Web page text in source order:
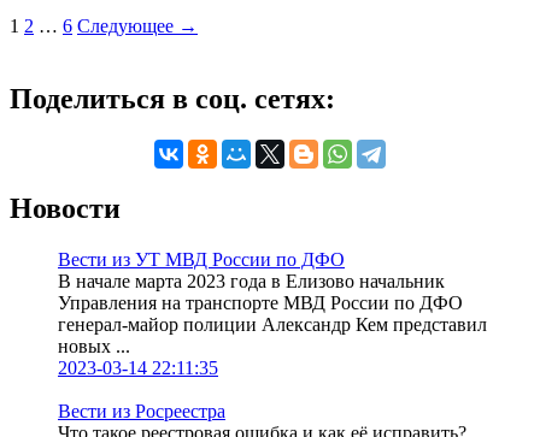
1 2 … 6 Следующее →
Поделиться в соц. сетях:
Новости
Вести из УТ МВД России по ДФО
В начале марта 2023 года в Елизово начальник
Управления на транспорте МВД России по ДФО
генерал-майор полиции Александр Кем представил
новых ...
2023-03-14 22:11:35
Вести из Росреестра
Что такое реестровая ошибка и как её исправить?